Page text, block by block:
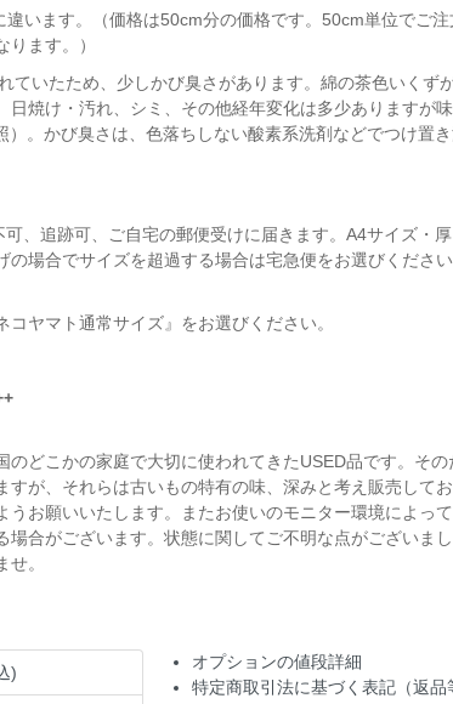
違います。（価格は50cm分の価格です。50cm単位でご
ます。）
ていたため、少しかび臭さがあります。綿の茶色いくず
日焼け・汚れ、シミ、その他経年変化は多少ありますが
。かび臭さは、色落ちしない酸素系洗剤などでつけ置
、追跡可、ご自宅の郵便受けに届きます。A4サイズ・
の場合でサイズを超過する場合は宅急便をお選びくださ
ヤマト通常サイズ』をお選びください。
どこかの家庭で大切に使われてきたUSED品です。その
が、それらは古いもの特有の味、深みと考え販売してお
うお願いいたします。またお使いのモニター環境によっ
場合がございます。状態に関してご不明な点がございま
。
)
オプションの値段詳細
特定商取引法に基づく表記（返品